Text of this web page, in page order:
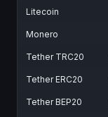
Litecoin
Monero
Tether TRC20
Tether ERC20
Tether BEP20